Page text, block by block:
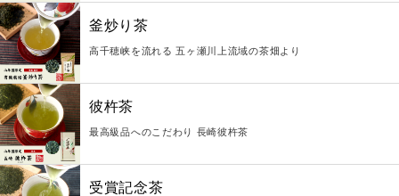
釜炒り茶
高千穂峡を流れる 五ヶ瀬川上流域の茶畑より
彼杵茶
最高級品へのこだわり 長崎彼杵茶
受賞記念茶